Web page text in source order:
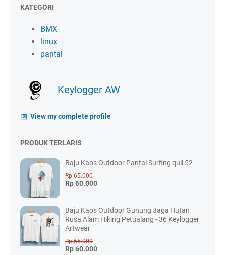
KATEGORI
BMX
linux
pantai
Keylogger AW
View my complete profile
PRODUK TERLARIS
Baju Kaos Outdoor Pantai Surfing quil 52
Rp 65.000
Rp 60.000
Baju Kaos Outdoor Gunung Jaga Hutan
Rusa Alam Hiking Petualang - 36 Keylogger
Artwear
Rp 65.000
Rp 60.000